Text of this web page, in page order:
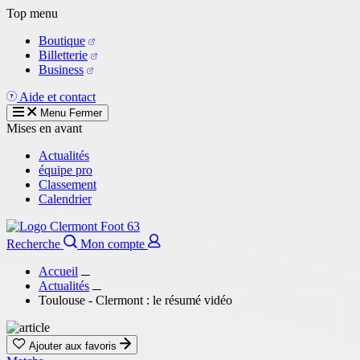
Aller
contenu
principal
Top menu
Boutique
Billetterie
Business
Aide et contact
Menu Fermer
Mises en avant
Actualités
équipe pro
Classement
Calendrier
Recherche
Mon compte
Accueil
Actualités
Toulouse - Clermont : le résumé vidéo
Ajouter aux favoris